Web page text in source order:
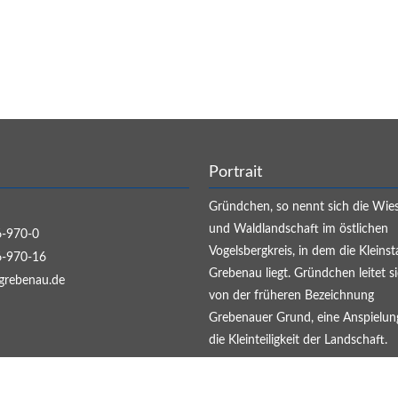
970-0
970-16
Portrait
Gründchen, so nennt sich die
und Waldlandschaft im östlichen
Vogelsbergkreis, in dem die
Grebenau liegt. Gründchen leitet
von der früheren Bezeichnung
Grebenauer Grund, eine
die Kleinteiligkeit der Landschaft.